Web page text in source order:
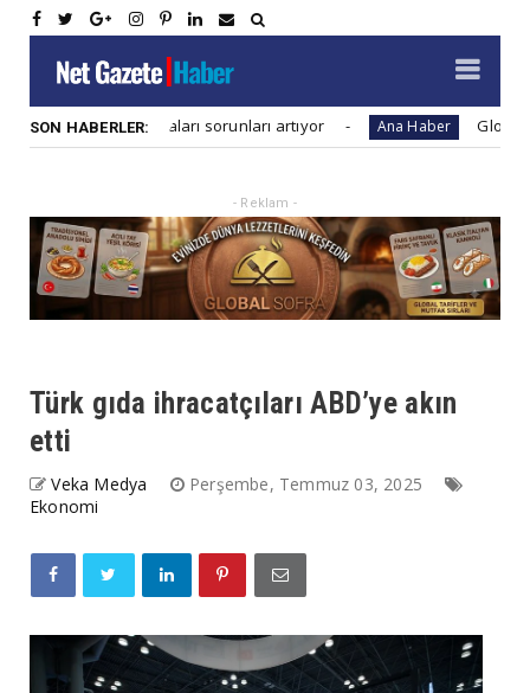
SON HABERLER:
firmaları sorunları artıyor Ana Haber Global salgınlara
- Reklam -
Türk gıda ihracatçıları ABD’ye akın
etti
Veka Medya
Perşembe, Temmuz 03, 2025
Ekonomi